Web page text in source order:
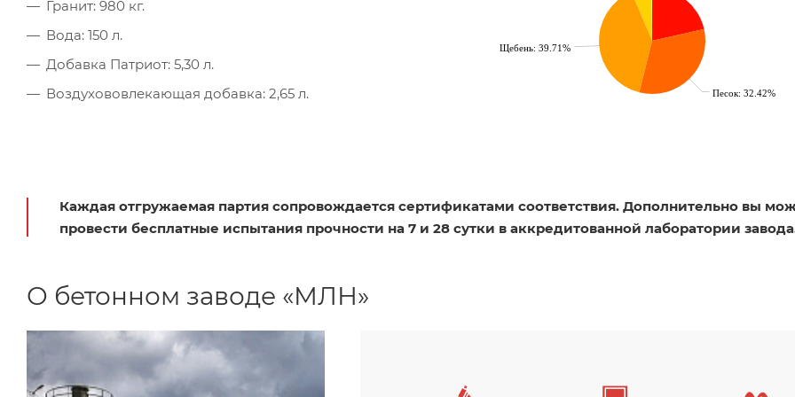
Гранит: 980 кг.
Вода: 150 л.
Добавка Патриот: 5,30 л.
Воздухововлекающая добавка: 2,65 л.
Щебень: 39.71%
Песок: 32.42%
Каждая отгружаемая партия сопровождается сертификатами соответствия. Дополнительно вы
провести бесплатные испытания прочности на 7 и 28 сутки в аккредитованной лаборатории
О бетонном заводе «МЛН»